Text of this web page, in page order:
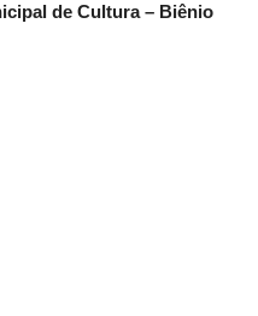
de Cultura – Biênio